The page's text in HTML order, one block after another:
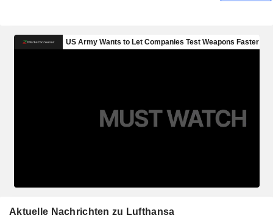
Aktuelle Nachrichten zu Lufthansa